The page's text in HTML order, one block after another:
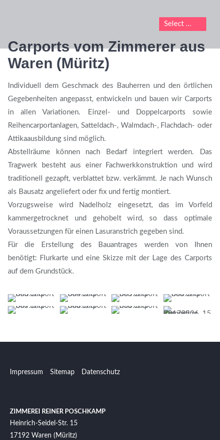
Carports vom Zimmerer aus
Waren (Müritz)
Individuell dem Geschmack des Bauherren und den örtlichen
Gegebenheiten angepasst, entwickeln und bauen wir Carports
in allen Variationen. Einzel- und Doppelcarports sowie
Reihencarportanlagen, Satteldach-, Walmdach-, Flachdach- oder
Attikaausbildung sind möglich.
Abstellräume können nach Bedarf integriert werden. Das
Tragwerk besteht aus einer Fachwerkkonstruktion und wird
traditionell gezapft, verblattet bzw. verkämmt. Je nach Wunsch
als Bausatz angeliefert oder fix und fertig montiert.
Vorzugsweise wird Nadelholz eingesetzt, das im Vorfeld
kammergetrocknet und gehobelt wird, so dass optimale
Voraussetzungen für einen Lasuranstrich gegeben sind.
Für die Erstellung des Bauantrages werden von Ihnen
benötigt: Flurkarte und eine Skizze mit der Lage des Carports
auf dem Grundstück.
Impressum Sitemap Datenschutz
ZIMMEREI REINER POSCHKAMP
Heinrich-Seidel-Str. 15
17192 Waren (Müritz)